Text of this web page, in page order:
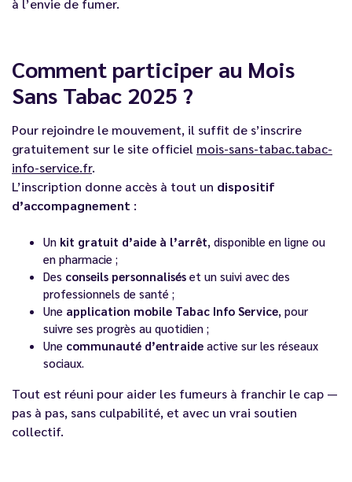
à l’envie de fumer.
Comment participer au Mois
Sans Tabac 2025 ?
Pour rejoindre le mouvement, il suffit de s’inscrire
gratuitement sur le site officiel mois-sans-tabac.tabac-
info-service.fr.
L’inscription donne accès à tout un dispositif
d’accompagnement :
Un kit gratuit d’aide à l’arrêt, disponible en ligne ou
en pharmacie ;
Des conseils personnalisés et un suivi avec des
professionnels de santé ;
Une application mobile Tabac Info Service, pour
suivre ses progrès au quotidien ;
Une communauté d’entraide active sur les réseaux
sociaux.
Tout est réuni pour aider les fumeurs à franchir le cap —
pas à pas, sans culpabilité, et avec un vrai soutien
collectif.